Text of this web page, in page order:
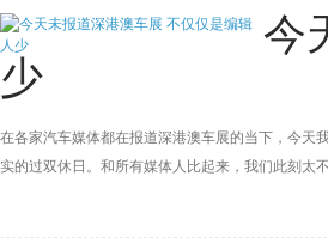
今
少
在各家汽车媒体都在报道深港澳车展的当下，今天
实的过双休日。和所有媒体人比起来，我们此刻太